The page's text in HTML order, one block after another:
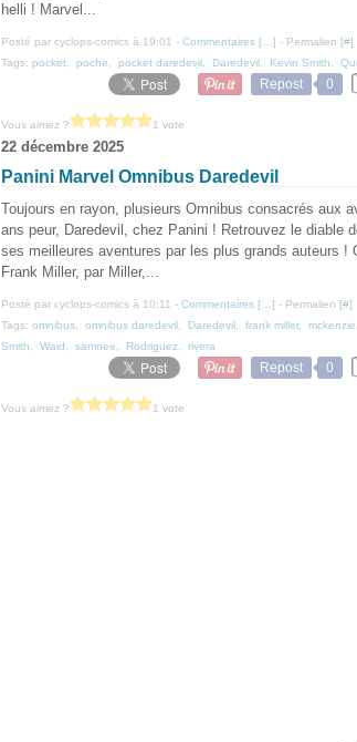
helli ! Marvel...
Posté par cyclops-comics à 19:01 - Commentaires [ ] - Permalien [#]
Tags: pocket poche pocket daredevil Daredevil Kevin Smith
Repost 0
Vous aimez ? 1 vote
22 décembre 2025
Panini Marvel Omnibus Daredevil
Toujours en rayon, plusieurs Omnibus consacrés aux
ans peur, Daredevil, chez Panini ! Retrouvez le diable
ses meilleures aventures par les plus grands auteurs !
Frank Miller, par Miller,...
Posté par cyclops-comics à 10:11 - Commentaires [ ] - Permalien [#]
Tags: omnibus omnibus daredevil Daredevil frank miller, mckenzie
Smith
Waid samnee Rodriguez rivera
Repost 0
Vous aimez ? 1 vote